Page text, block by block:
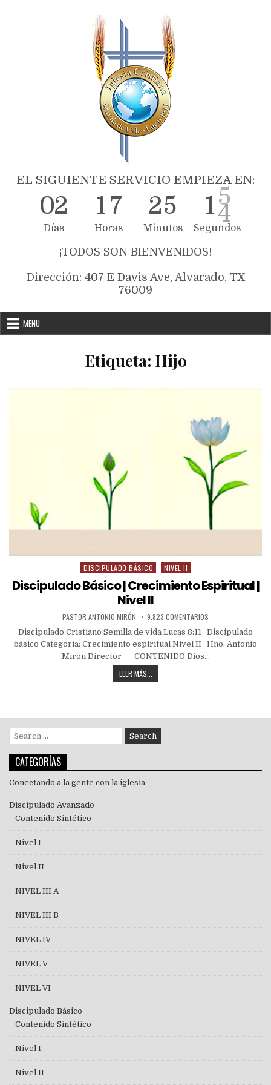
EL SIGUIENTE SERVICIO EMPIEZA EN:
02
Días
17
Horas
25
Minutos
14
Segundos
¡TODOS SON BIENVENIDOS!
Dirección: 407 E Davis Ave, Alvarado, TX
76009
MENU
Etiqueta: Hijo
DISCIPULADO BÁSICO NIVEL II
Discipulado Básico | Crecimiento Espiritual |
Nivel II
PASTOR ANTONIO MIRÓN 9.823 COMENTARIOS
Discipulado Cristiano Semilla de vida Lucas 8:11 Discipulado
básico Categoría: Crecimiento espiritual Nivel II Hno. Antonio
Mirón Director CONTENIDO Dios…
LEER MÁS...
CATEGORÍAS
Conectando a la gente con la iglesia
Discipulado Avanzado
Contenido Sintético
Nivel I
Nivel II
NIVEL III A
NIVEL III B
NIVEL IV
NIVEL V
NIVEL VI
Discipulado Básico
Contenido Sintético
Nivel I
Nivel II